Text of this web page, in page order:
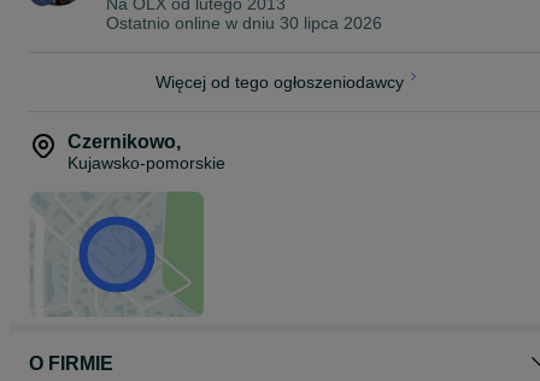
Koszty dostawy
Przesyłka kurierska pobraniowa 20,00zł
Posiadamy szeroki asortyment części do maszyn rolniczych.
Z uwagi na rozpoczęcie obowiązywania od dnia 25 maja 2018 r.
Rozporządzenia Parlamentu Europejskiego i Rady (UE) 2016/679
dnia 27 kwietnia 2016 r. w sprawie ochrony osób fizycznych w
związku z przetwarzaniem danych osobowych i w sprawie
swobodnego przepływu takich danych (RODO) uprzejmie
informujemy że o zasadach przetwarzania przez nas Państwa
danych osobowych można zapoznać się na stornie naszego sklepu
internetowego www.agrohandler.pl w zakładce - informacje –
polityka prywatności lub pod linkiem :
Ostatnio online w dniu 30 lipca 2026
Więcej od tego ogłoszeniodawcy
Czernikowo,
Kujawsko-pomorskie
O FIRMIE